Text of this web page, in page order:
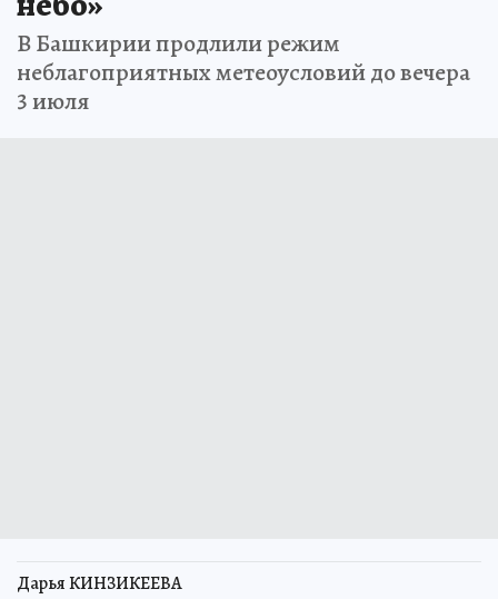
В Башкирии продлили режим
неблагоприятных метеоусловий до вечера
3 июля
Дарья КИНЗИКЕЕВА